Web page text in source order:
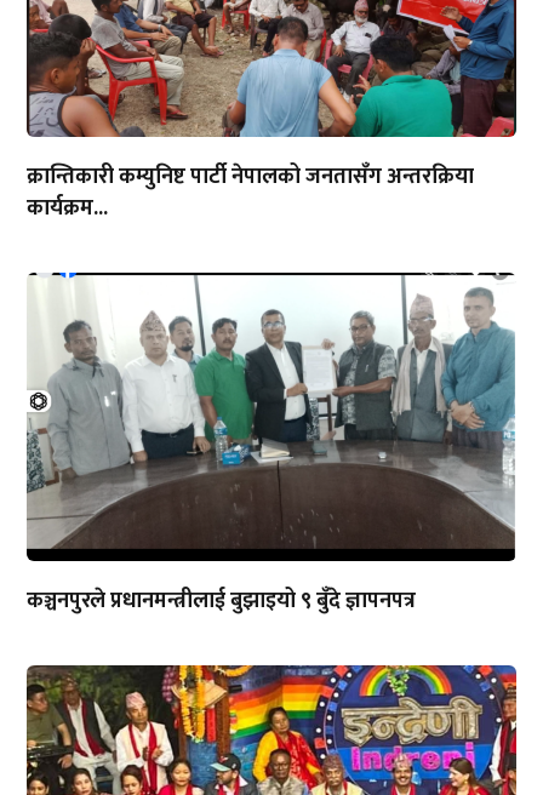
क्रान्तिकारी कम्युनिष्ट पार्टी नेपालको जनतासँग अन्तरक्रिया
कार्यक्रम...
कञ्चनपुरले प्रधानमन्त्रीलाई बुझाइयो ९ बुँदे ज्ञापनपत्र